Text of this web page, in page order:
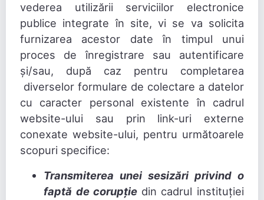
vederea utilizării serviciilor electronice
publice integrate în site, vi se va solicita
furnizarea acestor date în timpul unui
proces de înregistrare sau autentificare
și/sau, după caz pentru completarea
diverselor formulare de colectare a datelor
cu caracter personal existente în cadrul
website-ului sau prin link-uri externe
conexate website-ului, pentru următoarele
scopuri specifice:
Transmiterea unei sesizări privind o
faptă de corupție din cadrul instituției